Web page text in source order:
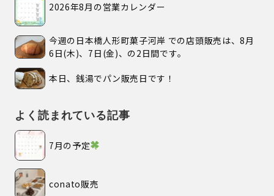
2026年8月の営業カレンダー
今週の日本橋人形町菓子河岸 での店頭販売は、8月
6日(木)、7日(金)、の2日間です。
本日、銭湯でパン販売日です！
よく読まれている記事
7月の予定
conato販売